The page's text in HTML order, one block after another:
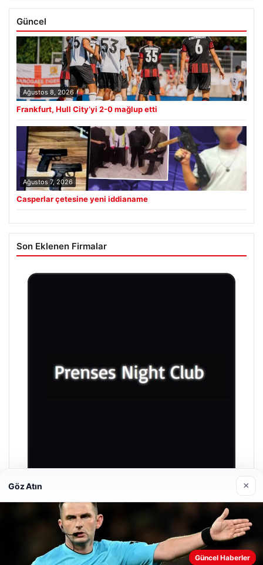
Güncel
Ağustos 8, 2026
Frankfurt, Hull City’yi 2-0 mağlup etti
Ağustos 7, 2026
Casperlar çetesine yeni iddianame
Son Eklenen Firmalar
Prenses Night Club
Nisan 29, 2026
Göz Atın ×
Güncel Haberler